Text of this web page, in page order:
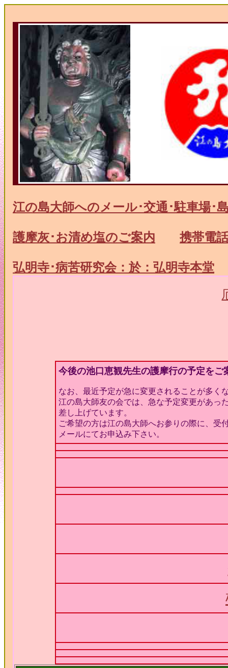
江の島大師へのメール･交通･駐車場･
護摩灰･お清め塩のご案内 携帯電
弘明寺･病苦研究会： 於：弘明寺本堂
今後の池口恵観先生の護摩行の予定をご
なお、最近予定が急に変更されることが多く
江の島大師友の会では、急な予定変更があっ
差し上げています。
ご希望の方は江の島大師へお参りの際に、受
メールにてお申込み下さい。